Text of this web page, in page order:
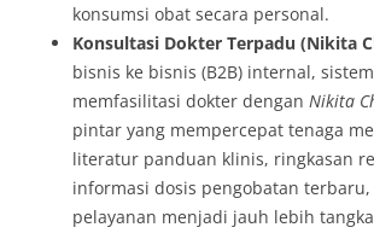
konsumsi obat secara personal.
Konsultasi Dokter Terpadu (Nikita
bisnis ke bisnis (B2B) internal,
memfasilitasi dokter dengan Nikita
pintar yang mempercepat tenaga
literatur panduan klinis, ringkasan
informasi dosis pengobatan
pelayanan menjadi jauh lebih